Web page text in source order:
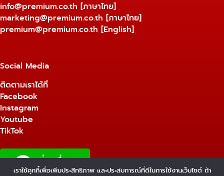
info@premium.co.th [ภาษาไทย]
marketing@premium.co.th [ภาษาไทย]
premium@premium.co.th [English]
Social Media
ติดตามเราได้ที่
Facebook
Instagram
Youtube
TikTok
เราใช้คุกกี้เพื่อเพิ่มประสิทธิภาพ และประสบการณ์ที่ดีในการใช้งานเว็บไซต์ ถ้า
1